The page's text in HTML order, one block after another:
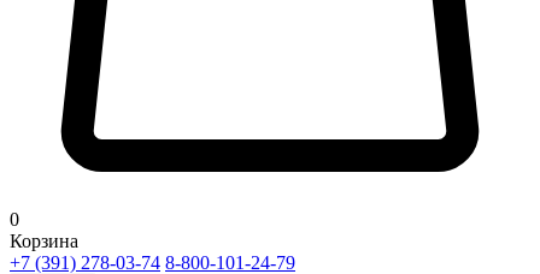
0
Корзина
+7 (391) 278-03-74 8-800-101-24-79